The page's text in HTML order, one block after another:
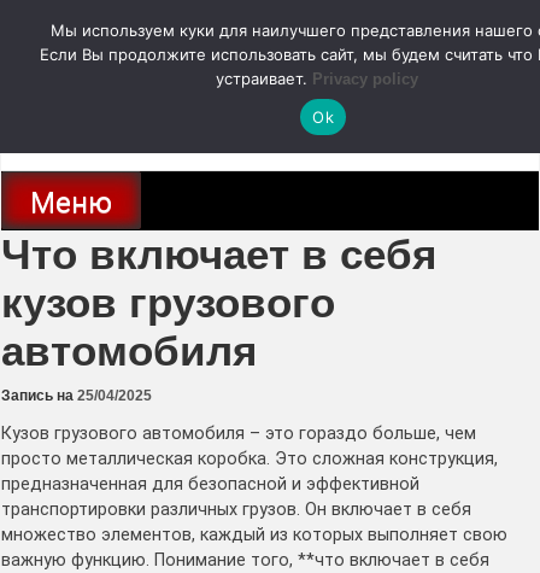
содержимому
autodoc24.ru
Новости про современные автомобили и не только, новинки зарубежного
и отечественного автопрома
Меню
Что включает в себя
кузов грузового
автомобиля
Запись на 25/04/2025
Кузов грузового автомобиля – это гораздо больше, чем
просто металлическая коробка. Это сложная конструкция,
предназначенная для безопасной и эффективной
транспортировки различных грузов. Он включает в себя
множество элементов, каждый из которых выполняет свою
важную функцию. Понимание того, **что включает в себя
Мы используем куки для наилучшего представления нашего
Если Вы продолжите использовать сайт, мы будем считать что
устраивает. Privacy policy
Ok